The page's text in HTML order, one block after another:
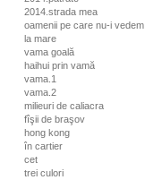
2014.strada mea
oamenii pe care nu-i vedem
la mare
vama goală
haihui prin vamă
vama.1
vama.2
milieuri de caliacra
fîşii de braşov
hong kong
în cartier
cet
trei culori